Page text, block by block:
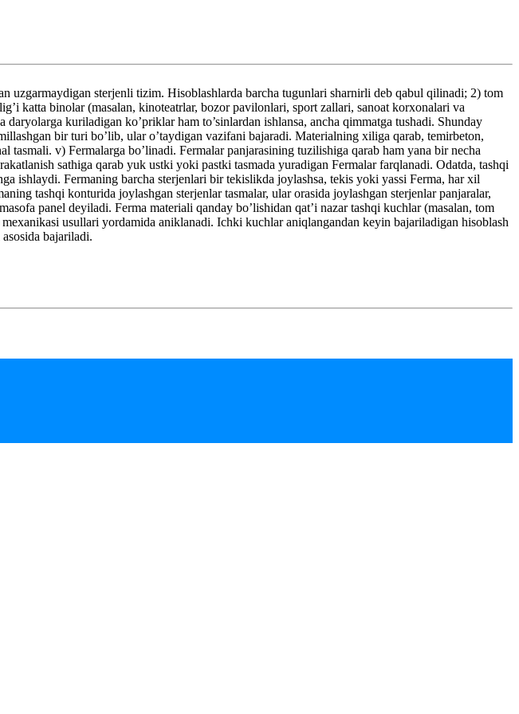
sterjenli tizim. Hisoblashlarda barcha tugunlari sharnirli deb qabul qilinadi; 2) tom
katta binolar (masalan, kinoteatrlar, bozor pavilonlari, sport zallari, sanoat korxonalari va
kuriladigan ko’priklar ham to’sinlardan ishlansa, ancha qimmatga tushadi. Shunday
bir turi bo’lib, ular o’taydigan vazifani bajaradi. Materialning xiliga qarab, temirbeton,
v) Fermalarga bo’linadi. Fermalar panjarasining tuzilishiga qarab ham yana bir necha
sathiga qarab yuk ustki yoki pastki tasmada yuradigan Fermalar farqlanadi. Odatda, tashqi
ishlaydi. Fermaning barcha sterjenlari bir tekislikda joylashsa, tekis yoki yassi Ferma, har xil
tashqi konturida joylashgan sterjenlar tasmalar, ular orasida joylashgan sterjenlar panjaralar,
panel deyiladi. Ferma materiali qanday bo’lishidan qat’i nazar tashqi kuchlar (masalan, tom
usullari yordamida aniklanadi. Ichki kuchlar aniqlangandan keyin bajariladigan hisoblash
bajariladi.